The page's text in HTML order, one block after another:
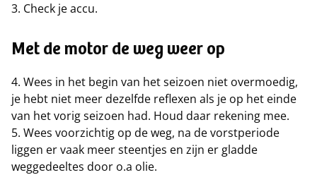
3. Check je accu.
Met de motor de weg weer op
4. Wees in het begin van het seizoen niet overmoedig,
je hebt niet meer dezelfde reflexen als je op het einde
van het vorig seizoen had. Houd daar rekening mee.
5. Wees voorzichtig op de weg, na de vorstperiode
liggen er vaak meer steentjes en zijn er gladde
weggedeeltes door o.a olie.